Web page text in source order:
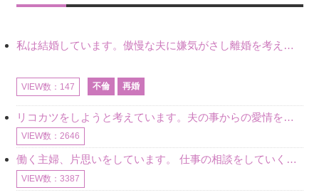
私は結婚しています。傲慢な夫に嫌気がさし離婚を考えていたときに、彼と出会いました。彼には恋人がいましたが、話をするうちに、夫とのことを相談するようにな
VIEW数：147 不倫 再婚
リコカツをしようと考えています。夫の事からの愛情を全く感じません。子供がいるので、子供が成長するまではと我慢しています。 まず、お金が必要だと考え、仕事の量も増やしました。ところが、夫は働かず、結局は
VIEW数：2646
働く主婦、片思いをしています。 仕事の相談をしていくうちに、彼のことを好きになりました。私には夫も子供もいます。不倫をしているわけでもなく、もちろん、この気持ちは誰にも話していません。 ラインをする関
VIEW数：3387